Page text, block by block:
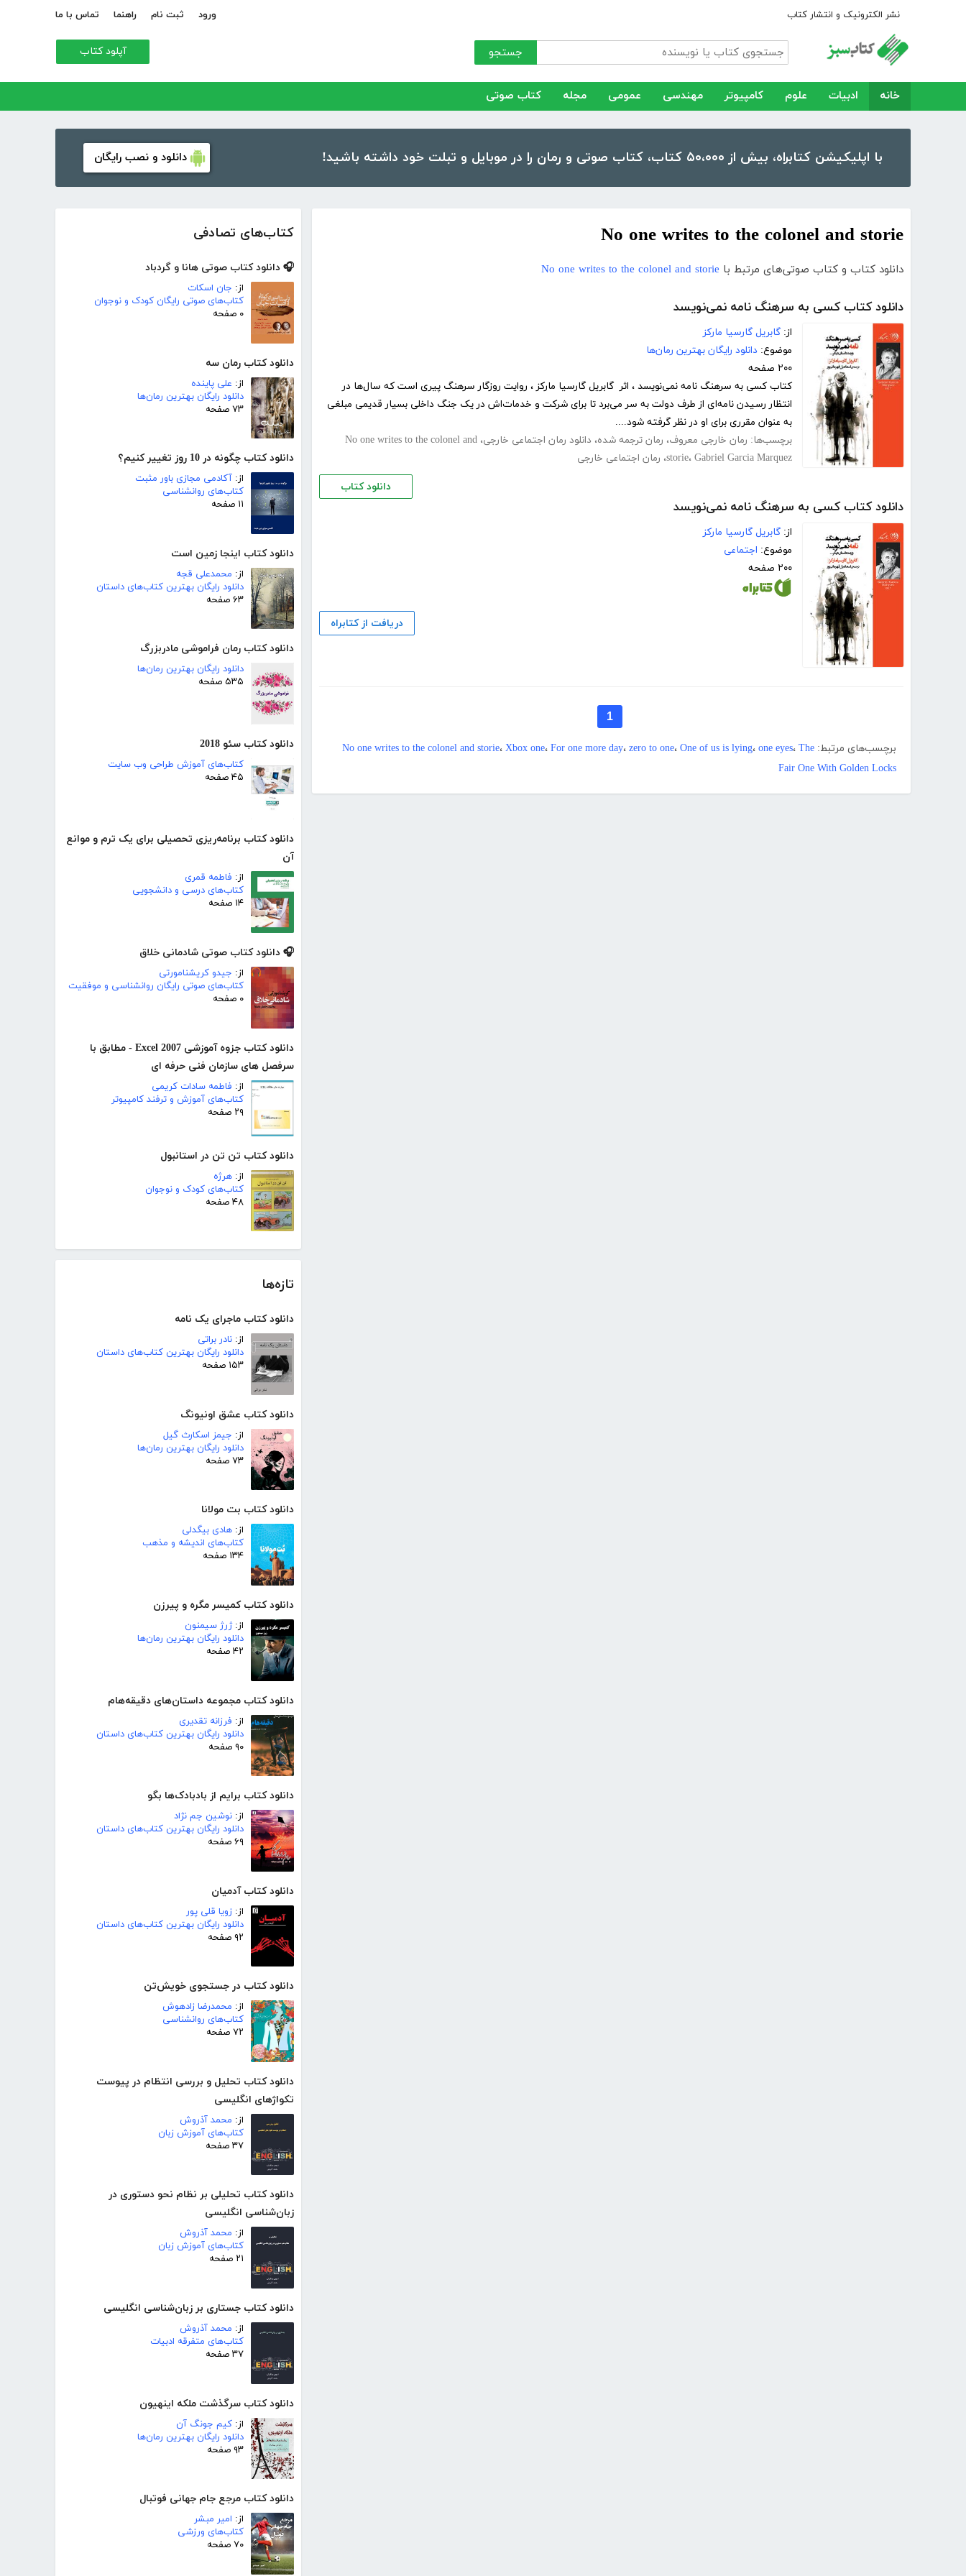
نشر الکترونیک و انتشار کتاب ورود ثبت نام راهنما تماس با ما
جستجو آپلود کتاب
خانه ادبیات علوم کامپیوتر مهندسی عمومی مجله کتاب صوتی
با اپلیکیشن کتابراه، بیش از ۵۰،۰۰۰ کتاب، کتاب صوتی و رمان را در موبایل و تبلت خود داشته باشید! دانلود و نصب رایگان
کتاب‌های تصادفی
🎧 دانلود کتاب صوتی هانا و گردباد
از: جان اسکات
کتاب‌های صوتی رایگان کودک و نوجوان
۰ صفحه
دانلود کتاب رمان سه
از: علی پاینده
دانلود رایگان بهترین رمان‌ها
۷۳ صفحه
دانلود کتاب چگونه در 10 روز تغییر کنیم؟
از: آکادمی مجازی باور مثبت
کتاب‌های روانشناسی
۱۱ صفحه
دانلود کتاب اینجا زمین است
از: محمدعلی قجه
دانلود رایگان بهترین کتاب‌های داستان
۶۳ صفحه
دانلود کتاب رمان فراموشی مادربزرگ
دانلود رایگان بهترین رمان‌ها
۵۳۵ صفحه
دانلود کتاب سئو 2018
کتاب‌های آموزش طراحی وب سایت
۴۵ صفحه
دانلود کتاب برنامه‌ریزی تحصیلی برای یک ترم و موانع
آن
از: فاطمه قمری
کتاب‌های درسی و دانشجویی
۱۴ صفحه
🎧 دانلود کتاب صوتی شادمانی خلاق
از: جیدو کریشنامورتی
کتاب‌های صوتی رایگان روانشناسی و موفقیت
۰ صفحه
دانلود کتاب جزوه آموزشی Excel 2007 - مطابق با
سرفصل های سازمان فنی حرفه ای
از: فاطمه سادات کریمی
کتاب‌های آموزش و ترفند کامپیوتر
۲۹ صفحه
دانلود کتاب تن تن در استانبول
از: هرژه
کتاب‌های کودک و نوجوان
۴۸ صفحه
تازه‌ها
دانلود کتاب ماجرای یک نامه
از: نادر براتی
دانلود رایگان بهترین کتاب‌های داستان
۱۵۳ صفحه
دانلود کتاب عشق اونیونگ
از: جیمز اسکارث گیل
دانلود رایگان بهترین رمان‌ها
۷۳ صفحه
دانلود کتاب بت مولانا
از: هادی بیگدلی
کتاب‌های اندیشه و مذهب
۱۳۴ صفحه
دانلود کتاب کمیسر مگره و پیرزن
از:ژرژ سیمنون
دانلود رایگان بهترین رمان‌ها
۴۲ صفحه
دانلود کتاب مجموعه داستان‌های دقیقه‌هام
از: فرزانه تقدیری
دانلود رایگان بهترین کتاب‌های داستان
۹۰ صفحه
دانلود کتاب برایم از بادبادک‌ها بگو
از: نوشین جم نژاد
دانلود رایگان بهترین کتاب‌های داستان
۶۹ صفحه
دانلود کتاب آدمیان
از: زویا قلی پور
دانلود رایگان بهترین کتاب‌های داستان
۹۲ صفحه
دانلود کتاب در جستجوی خویش‌تن
از: محمدرضا زادهوش
کتاب‌های روانشناسی
۷۲ صفحه
دانلود کتاب تحلیل و بررسی انتظام در پیوست
تکواژهای انگلیسی
از: محمد آذروش
کتاب‌های آموزش زبان
۳۷ صفحه
دانلود کتاب تحلیلی بر نظام نحو دستوری در
زبان‌شناسی انگلیسی
از: محمد آذروش
کتاب‌های آموزش زبان
۲۱ صفحه
دانلود کتاب جستاری بر زبان‌شناسی انگلیسی
از: محمد آذروش
کتاب‌های متفرقه ادبیات
۳۷ صفحه
دانلود کتاب سرگذشت ملکه اینهیون
از: کیم جونگ آن
دانلود رایگان بهترین رمان‌ها
۹۳ صفحه
دانلود کتاب مرجع جام جهانی فوتبال
از: امیر مبشر
کتاب‌های ورزشی
۷۰ صفحه
No one writes to the colonel and storie
دانلود کتاب و کتاب صوتی‌های مرتبط با No one writes to the colonel and storie
دانلود کتاب کسی به سرهنگ نامه نمی‌نویسد
از: گابریل گارسیا مارکز
موضوع: دانلود رایگان بهترین رمان‌ها
۲۰۰ صفحه
کتاب کسی به سرهنگ نامه نمی‌نویسد ، اثر گابریل گارسیا مارکز ، روایت روزگار سرهنگ پیری است که سال‌ها در
انتظار رسیدن نامه‌ای از طرف دولت به سر می‌برد تا برای شرکت و خدمات‌اش در یک جنگ داخلی بسیار قدیمی مبلغی
به عنوان مقرری برای او در نظر گرفته شود....
برچسب‌ها: رمان خارجی معروف، رمان ترجمه شده، دانلود رمان اجتماعی خارجی، No one writes to the colonel and
storie، Gabriel Garcia Marquez ، رمان اجتماعی خارجی
دانلود کتاب
دانلود کتاب کسی به سرهنگ نامه نمی‌نویسد
از: گابریل گارسیا مارکز
موضوع: اجتماعی
۲۰۰ صفحه
دریافت از کتابراه
1
برچسب‌های مرتبط: No one writes to the colonel and storie، Xbox one، For one more day، zero to one، One of us is lying، one eyes، The
Fair One With Golden Locks